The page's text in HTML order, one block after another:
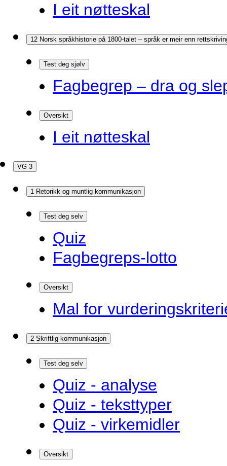
I eit nøtteskal
12 Norsk språkhistorie på 1800-talet – språk er meir enn
Test deg sjølv
Fagbegrep – dra og
Oversikt
I eit nøtteskal
VG 3
1 Retorikk og muntlig kommunikasjon
Test deg selv
Quiz
Fagbegreps-lotto
Oversikt
Mal for
2 Skriftlig kommunikasjon
Test deg selv
Quiz - analyse
Quiz - teksttyper
Quiz - virkemidler
Oversikt